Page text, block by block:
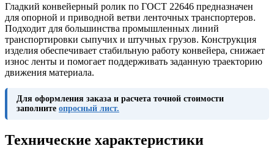
Гладкий конвейерный ролик по ГОСТ 22646 предназначен
для опорной и приводной ветви ленточных транспортеров.
Подходит для большинства промышленных линий
транспортировки сыпучих и штучных грузов. Конструкция
изделия обеспечивает стабильную работу конвейера, снижает
износ ленты и помогает поддерживать заданную траекторию
движения материала.
Для оформления заказа и расчета точной стоимости
заполните опросный лист.
Технические характеристики